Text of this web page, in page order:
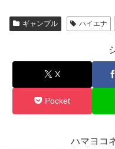
ギャンブル ハイエナ
X
Pocket
ハマヨコ